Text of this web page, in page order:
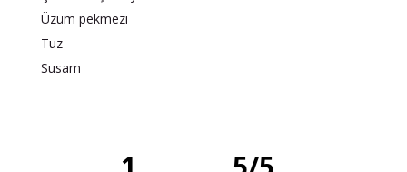
Üzüm pekmezi
Tuz
Susam